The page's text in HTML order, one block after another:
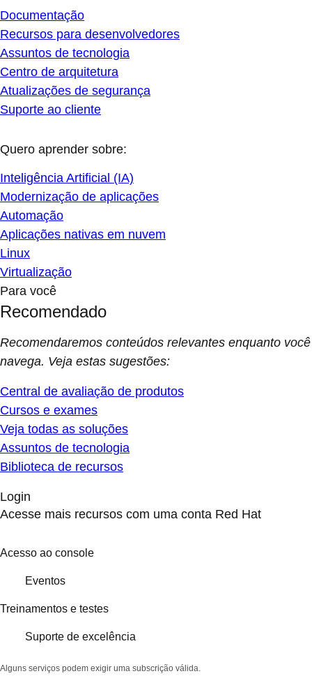
Documentação
Recursos para desenvolvedores
Assuntos de tecnologia
Centro de arquitetura
Atualizações de segurança
Suporte ao cliente
Quero aprender sobre:
Inteligência Artificial (IA)
Modernização de aplicações
Automação
Aplicações nativas em nuvem
Linux
Virtualização
Para você
Recomendado
Recomendaremos conteúdos relevantes enquanto você
navega. Veja estas sugestões:
Central de avaliação de produtos
Cursos e exames
Veja todas as soluções
Assuntos de tecnologia
Biblioteca de recursos
Login
Acesse mais recursos com uma conta Red Hat
Acesso ao console
Eventos
Treinamentos e testes
Suporte de excelência
Alguns serviços podem exigir uma subscrição válida.